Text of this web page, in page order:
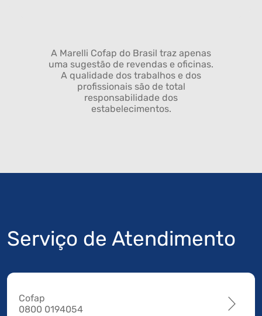
A Marelli Cofap do Brasil traz apenas
uma sugestão de revendas e oficinas.
A qualidade dos trabalhos e dos
profissionais são de total
responsabilidade dos
estabelecimentos.
Serviço de Atendimento
Cofap
0800 0194054